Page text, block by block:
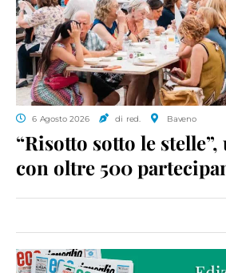
6 Agosto 2026 di red. Baveno
“Risotto sotto le stelle”,
con oltre 500